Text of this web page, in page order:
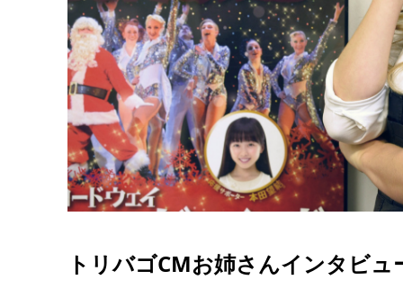
トリバゴCMお姉さんインタビュ